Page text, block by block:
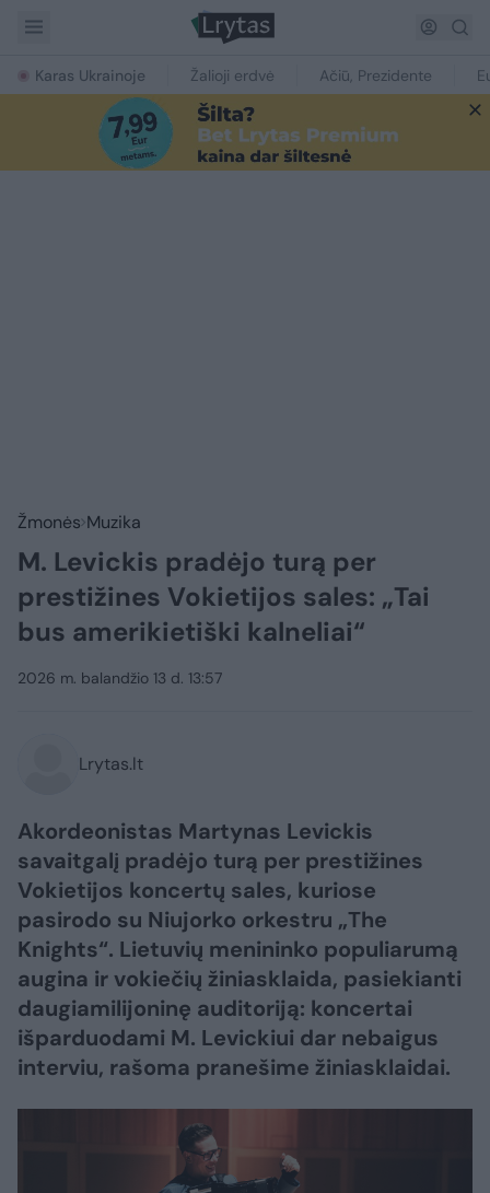
Karas Ukrainoje Žalioji erdvė Ačiū, Prezidente
Žmonės Muzika
M. Levickis pradėjo turą per
prestižines Vokietijos sales: „Tai
bus amerikietiški kalneliai“
2026 m. balandžio 13 d. 13:57
Lrytas.lt
Akordeonistas Martynas Levickis
savaitgalį pradėjo turą per prestižines
Vokietijos koncertų sales, kuriose
pasirodo su Niujorko orkestru „The
Knights“. Lietuvių menininko populiarumą
augina ir vokiečių žiniasklaida, pasiekianti
daugiamilijoninę auditoriją: koncertai
išparduodami M. Levickiui dar nebaigus
interviu, rašoma pranešime žiniasklaidai.